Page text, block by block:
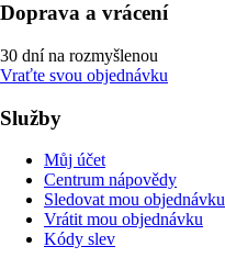
Doprava a vrácení
30 dní na rozmyšlenou
Vraťte svou objednávku
Služby
Můj účet
Centrum nápovědy
Sledovat mou objednávku
Vrátit mou objednávku
Kódy slev